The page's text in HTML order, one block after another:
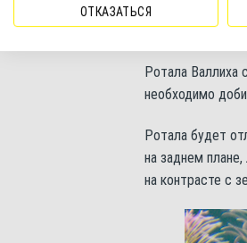
Уход и
Ротала Валлиха
необходимо
Ротала будет
на заднем
на контрасте с
ОТКАЗАТЬСЯ